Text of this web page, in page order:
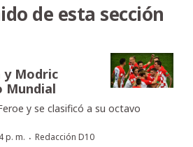
de esta sección
y Modric
Mundial
y se clasificó a su octavo
p. m. · Redacción D10